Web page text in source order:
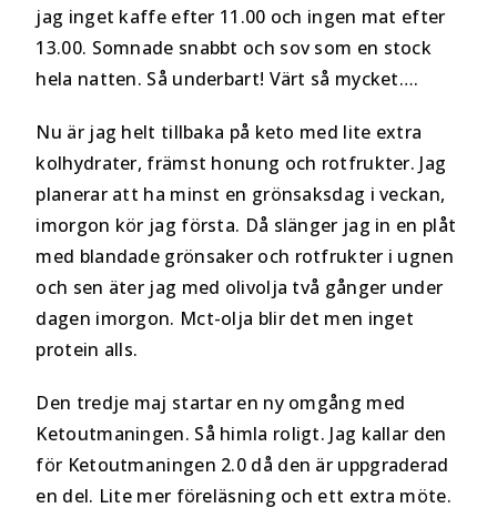
jag inget kaffe efter 11.00 och ingen mat efter
13.00. Somnade snabbt och sov som en stock
hela natten. Så underbart! Värt så mycket….
Nu är jag helt tillbaka på keto med lite extra
kolhydrater, främst honung och rotfrukter. Jag
planerar att ha minst en grönsaksdag i veckan,
imorgon kör jag första. Då slänger jag in en plåt
med blandade grönsaker och rotfrukter i ugnen
och sen äter jag med olivolja två gånger under
dagen imorgon. Mct-olja blir det men inget
protein alls.
Den tredje maj startar en ny omgång med
Ketoutmaningen. Så himla roligt. Jag kallar den
för Ketoutmaningen 2.0 då den är uppgraderad
en del. Lite mer föreläsning och ett extra möte.